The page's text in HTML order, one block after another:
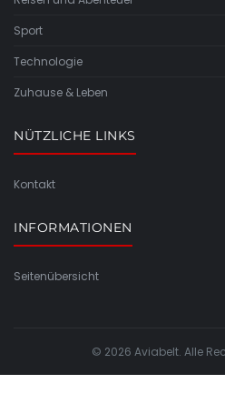
Sport
Technologie
Zuhause & Leben
NÜTZLICHE LINKS
Kontakt
INFORMATIONEN
Seitenübersicht
© 2026 Aviabelt. Alle